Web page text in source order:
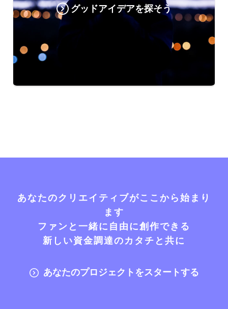
グッドアイデアを探そう
あなたのクリエイティブがここから始まり
ます
ファンと一緒に自由に創作できる
新しい資金調達のカタチと共に
あなたのプロジェクトをスタートする